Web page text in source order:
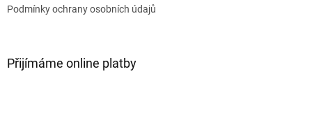
Podmínky ochrany osobních údajů
Přijímáme online platby